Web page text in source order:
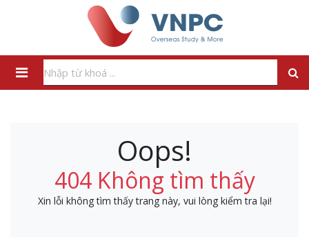
Oops!
404 Không tìm thấy
Xin lỗi không tìm thấy trang này, vui lòng kiểm tra lại!